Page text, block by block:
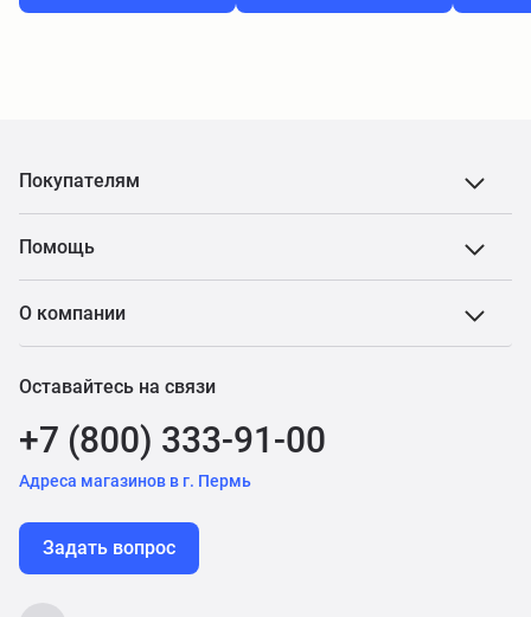
Покупателям
Помощь
О компании
Оставайтесь на связи
+7 (800) 333-91-00
Адреса магазинов в г. Пермь
Задать вопрос